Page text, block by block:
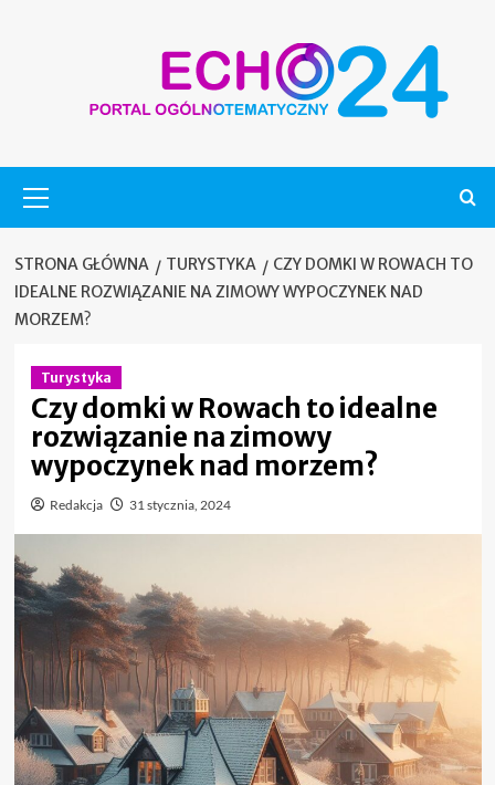
główne
STRONA GŁÓWNA TURYSTYKA
CZY DOMKI W ROWACH TO
IDEALNE ROZWIĄZANIE NA ZIMOWY WYPOCZYNEK NAD
MORZEM?
Turystyka
Czy domki w Rowach to idealne
rozwiązanie na zimowy
wypoczynek nad morzem?
Redakcja 31 stycznia, 2024